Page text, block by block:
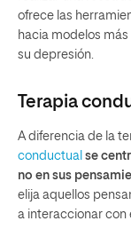
ofrece las
hacia modelos
su depresión.
Terapia
A diferencia de la
conductual se
no en sus
elija aquellos
a interaccionar con